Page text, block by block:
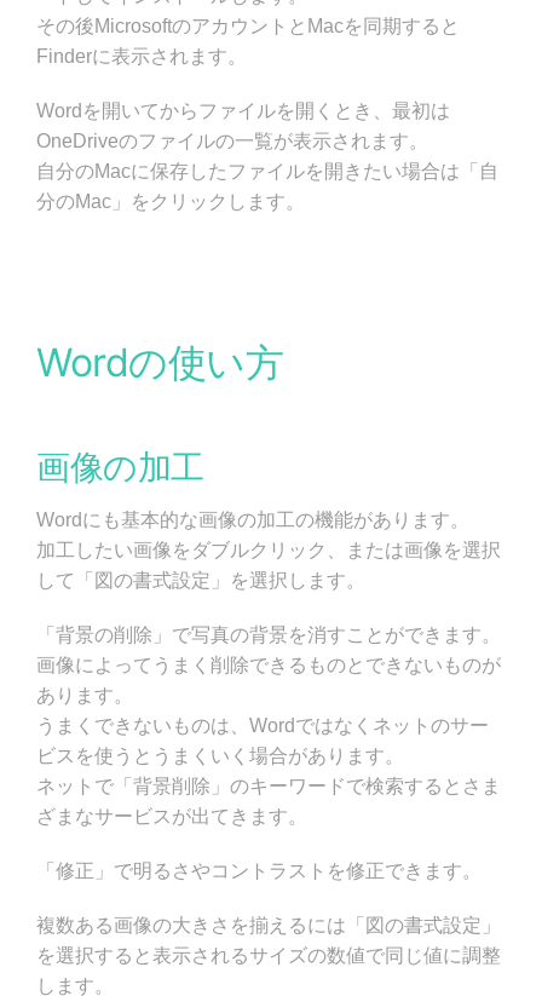
その後MicrosoftのアカウントとMacを同期すると
Finderに表示されます。
Wordを開いてからファイルを開くとき、最初は
OneDriveのファイルの一覧が表示されます。
自分のMacに保存したファイルを開きたい場合は「自
分のMac」をクリックします。
Wordの使い方
画像の加工
Wordにも基本的な画像の加工の機能があります。
加工したい画像をダブルクリック、または画像を選択
して「図の書式設定」を選択します。
「背景の削除」で写真の背景を消すことができます。
画像によってうまく削除できるものとできないものが
あります。
うまくできないものは、Wordではなくネットのサー
ビスを使うとうまくいく場合があります。
ネットで「背景削除」のキーワードで検索するとさま
ざまなサービスが出てきます。
「修正」で明るさやコントラストを修正できます。
複数ある画像の大きさを揃えるには「図の書式設定」
を選択すると表示されるサイズの数値で同じ値に調整
します。